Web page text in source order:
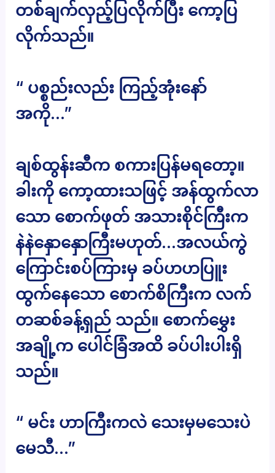
တစ်ချက်လှည့်ပြလိုက်ပြီး ကော့ပြ
လိုက်သည်။
“ ပစ္စည်းလည်း ကြည့်အုံးနော်
အကို…”
ချစ်ထွန်းဆီက စကားပြန်မရတော့။
ခါးကို ကော့ထားသဖြင့် အန်ထွက်လာ
သော စောက်ဖုတ် အသားစိုင်ကြီးက
နဲနဲနှောနှောကြီးမဟုတ်…အလယ်ကွဲ
ကြောင်းစပ်ကြားမှ ခပ်ဟဟပြူး
ထွက်နေသော စောက်စိကြီးက လက်
တဆစ်ခန့်ရှည် သည်။ စောက်မွှေး
အချို့က ပေါင်ခြံအထိ ခပ်ပါးပါးရှိ
သည်။
“ မင်း ဟာကြီးကလဲ သေးမှမသေးပဲ
မေသီ…”